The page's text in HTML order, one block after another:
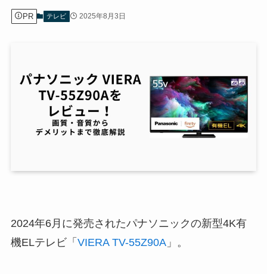
PR テレビ 2025年8月3日
2024年6月に発売されたパナソニックの新型4K有
機ELテレビ「 VIERA TV-55Z90A」。